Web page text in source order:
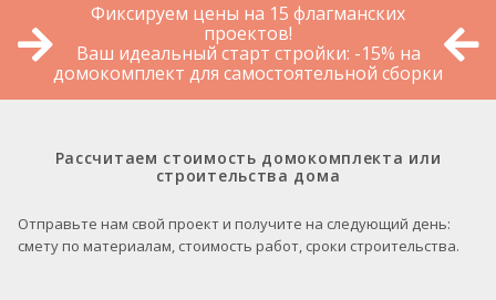
Фиксируем цены на 15 флагманских
проектов!
Ваш идеальный старт стройки: -15% на
домокомплект для самостоятельной сборки
Рассчитаем стоимость домокомплекта или
строительства дома
Отправьте нам свой проект и получите на следующий день:
смету по материалам, стоимость работ, сроки строительства.